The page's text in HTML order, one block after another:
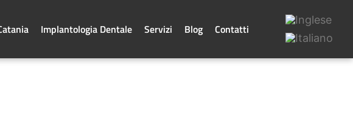
Implantologia Dentale Servizi Blog Contatti